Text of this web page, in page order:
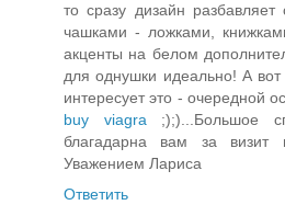
то сразу дизайн
чашками - ложками,
акценты на белом
для однушки идеально! А
интересует это - очередной
buy viagra ;);)...Большое
благадарна вам за
Уважением Лариса
Ответить